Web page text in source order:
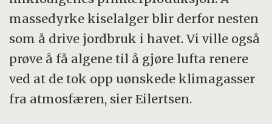
massedyrke kiselalger blir derfor nesten
som å drive jordbruk i havet. Vi ville også
prøve å få algene til å gjøre lufta renere
ved at de tok opp uønskede klimagasser
fra atmosfæren, sier Eilertsen.